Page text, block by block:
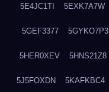
5E4JC1TI 5EXK7A7W
5GEF3377 5GYKO7P3
5HER0XEV 5HNS21Z8
5J5FOXDN 5KAFKBC4